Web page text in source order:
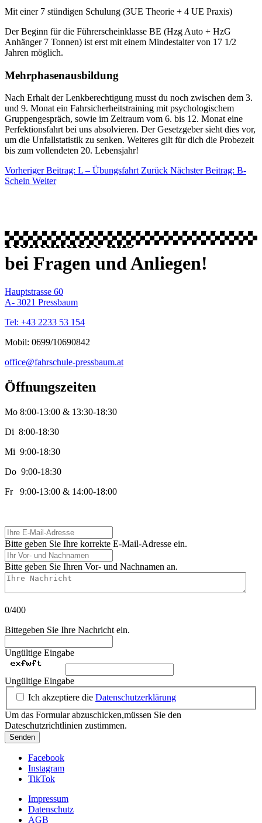
Mit einer 7 stündigen Schulung (3UE Theorie + 4 UE Praxis)
Der Beginn für die Führerscheinklasse BE (Hzg Auto + HzG
Anhänger 7 Tonnen) ist erst mit einem Mindestalter von 17 1/2
Jahren möglich.
Mehrphasenausbildung
Nach Erhalt der Lenkberechtigung musst du noch zwischen dem 3.
und 9. Monat ein Fahrsicherheitstraining mit psychologischem
Gruppengespräch, sowie im Zeitraum vom 6. bis 12. Monat eine
Perfektionsfahrt bei uns absolvieren. Der Gesetzgeber sieht dies vor,
um die Unfallstatistik zu senken. Weiteres gilt für dich die Probezeit
bis zum vollendeten 20. Lebensjahr!
Vorheriger Beitrag: L – Übungsfahrt Zurück Nächster Beitrag: B-
Schein Weiter
Kontaktiere uns
bei Fragen und Anliegen!
Hauptstrasse 60
A- 3021 Pressbaum
Tel: +43 2233 53 154
Mobil: 0699/10690842
office@fahrschule-pressbaum.at
Öffnungszeiten
Mo 8:00-13:00 & 13:30-18:30
Di 8:00-18:30
Mi 9:00-18:30
Do 9:00-18:30
Fr 9:00-13:00 & 14:00-18:00
Ihre E-Mail-Adresse
Bitte geben Sie Ihre korrekte E-Mail-Adresse ein.
Ihr Vor- und Nachnamen
Bitte geben Sie Ihren Vor- und Nachnamen an.
Ihre Nachricht
0/400
Bittegeben Sie Ihre Nachricht ein.
Ungültige Eingabe
Ungültige Eingabe
Ich akzeptiere die Datenschutzerklärung
Um das Formular abzuschicken,müssen Sie den
Dateschutzrichtlinien zustimmen.
Senden
Facebook
Instagram
TikTok
Impressum
Datenschutz
AGB